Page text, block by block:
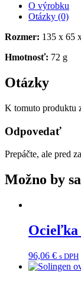
O výrobku
Otázky (0)
Rozmer: 135 x 65
Hmotnosť: 72 g
Otázky
K tomuto produktu
Odpovedať
Prepáčte, ale pred
Možno by
Ocieľka
96,06 € s DPH